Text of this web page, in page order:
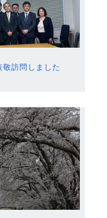
訪問しました